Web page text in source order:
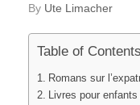
by Ute Limacher
Table of Contents
Romans sur
Livres pour